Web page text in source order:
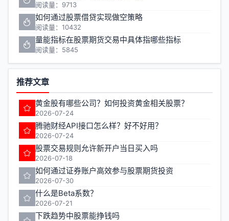
阅读量：9713
如何通过股票借贷实现做空策略
阅读量：10432
量能指标在股票期货交易中具体指哪些指标
阅读量：5845
推荐文章
黄金股有哪些公司？如何投资黄金相关股票？
2026-07-24
腾驰财经API接口怎么样？好不好用？
2026-07-24
股票交易规则允许新开户当日买入吗
2026-07-18
如何通过证券账户高效参与股票期货投资
2026-07-30
什么是Beta系数？
2026-07-21
下跌趋势中股票能挣钱吗